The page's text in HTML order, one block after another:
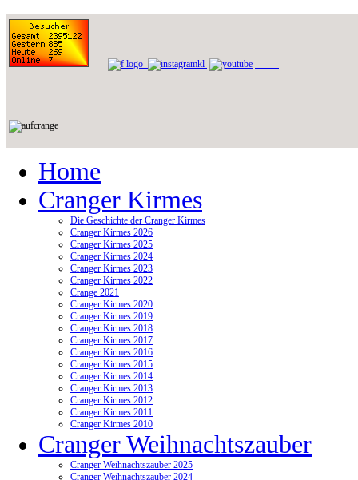
Home
Cranger Kirmes
Die Geschichte der Cranger Kirmes
Cranger Kirmes 2026
Cranger Kirmes 2025
Cranger Kirmes 2024
Cranger Kirmes 2023
Cranger Kirmes 2022
Crange 2021
Cranger Kirmes 2020
Cranger Kirmes 2019
Cranger Kirmes 2018
Cranger Kirmes 2017
Cranger Kirmes 2016
Cranger Kirmes 2015
Cranger Kirmes 2014
Cranger Kirmes 2013
Cranger Kirmes 2012
Cranger Kirmes 2011
Cranger Kirmes 2010
Cranger Weihnachtszauber
Cranger Weihnachtszauber 2025
Cranger Weihnachtszauber 2024